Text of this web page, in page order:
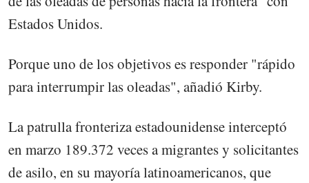
Estados Unidos.
Porque uno de los objetivos es responder "rápido
para interrumpir las oleadas", añadió Kirby.
La patrulla fronteriza estadounidense interceptó
en marzo 189.372 veces a migrantes y solicitantes
de asilo, en su mayoría latinoamericanos, que